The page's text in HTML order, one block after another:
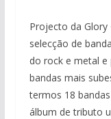
Projecto da Glory
selecção de
do rock e metal
bandas mais
termos 18
álbum de tributo